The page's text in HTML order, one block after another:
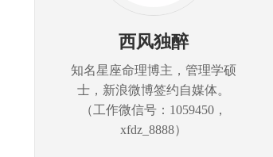
西风独醉
知名星座命理博主，管理学硕
士，新浪微博签约自媒体。
（工作微信号：1059450，
xfdz_8888）